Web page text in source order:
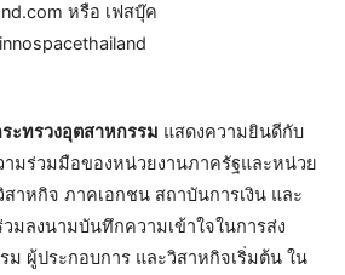
หรือ เฟสบุ๊ค
ะทรวงอุตสาหกรรม แสดงความยินดีกับ
ามร่วมมือของหน่วยงานภาครัฐและหน่วย
สาหกิจ ภาคเอกชน สถาบันการเงิน และ
มลงนามบันทึกความเข้าใจในการส่ง
ผู้ประกอบการ และวิสาหกิจเริ่มต้น ใน